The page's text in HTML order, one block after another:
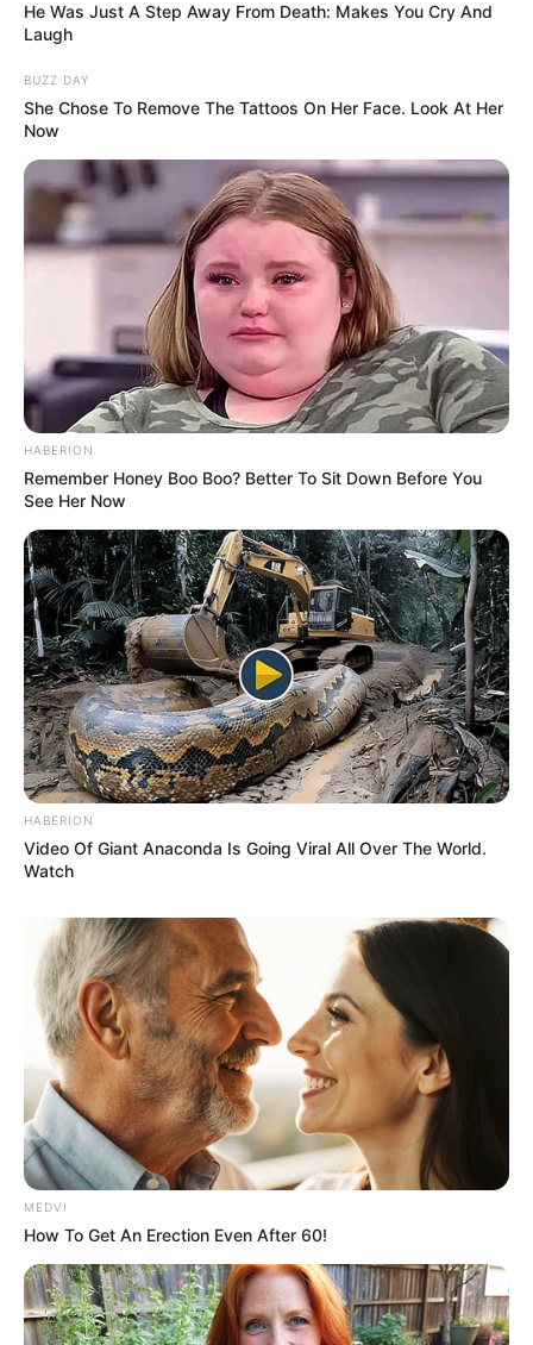
TAGS
ΧΑΛΚΙΔΑ ΝΕΑ
He Was Just A Step Away From Death: Makes You Cry And
Laugh
BUZZ DAY
She Chose To Remove The Tattoos On Her Face. Look At Her
Now
HABERION
Remember Honey Boo Boo? Better To Sit Down Before You
See Her Now
HABERION
Video Of Giant Anaconda Is Going Viral All Over The World.
Watch
MEDVI
How To Get An Erection Even After 60!